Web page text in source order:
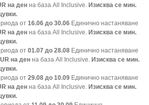
на ден на база All Inclusive. Изисква се мин.
от 16.06 до 30.06 Единично настаняване
на ден на база All Inclusive. Изисква се мин.
от 01.07 до 28.08 Единично настаняване
на ден на база All Inclusive. Изисква се мин.
от 29.08 до 10.09 Единично настаняване
на ден на база All Inclusive. Изисква се мин.